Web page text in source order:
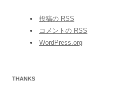
投稿の RSS
コメントの RSS
WordPress.org
THANKS